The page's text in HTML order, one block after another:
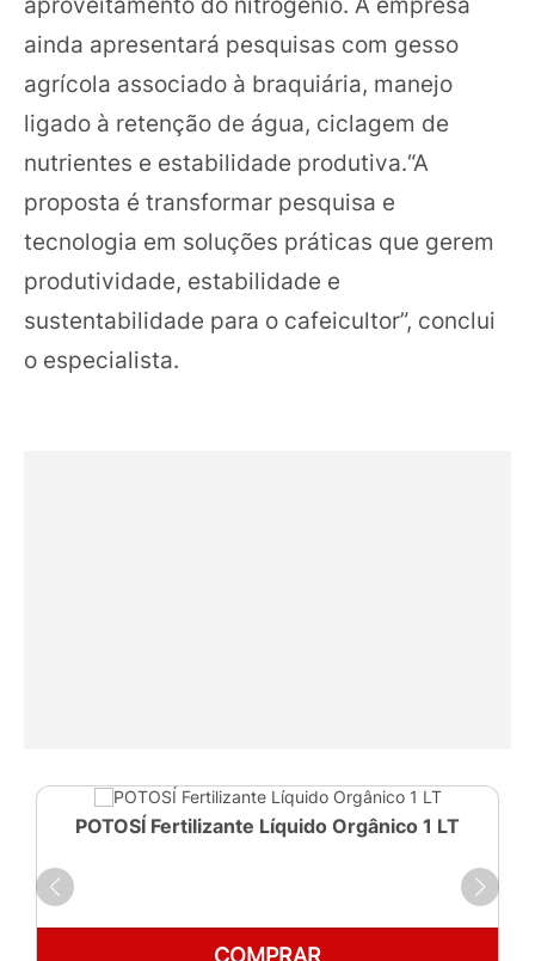
ainda apresentará pesquisas com gesso
agrícola associado à braquiária, manejo
ligado à retenção de água, ciclagem de
nutrientes e estabilidade produtiva.“A
proposta é transformar pesquisa e
tecnologia em soluções práticas que gerem
produtividade, estabilidade e
sustentabilidade para o cafeicultor”, conclui
o especialista.
POTOSÍ Fertilizante Líquido Orgânico 1 LT
COMPRAR